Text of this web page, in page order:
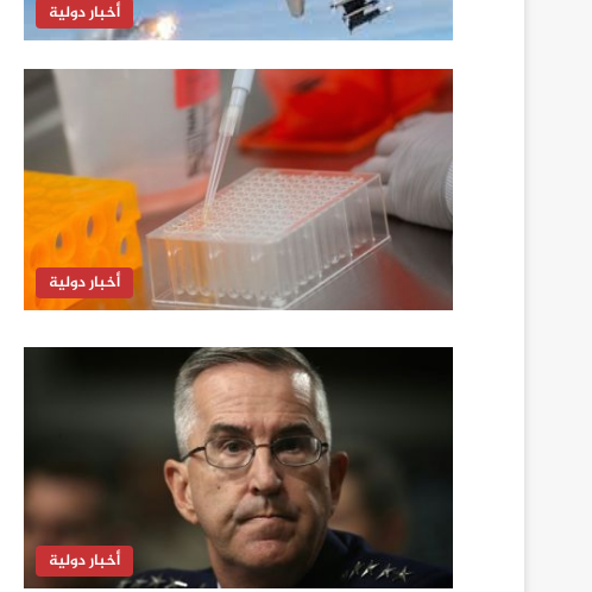
أخبار دولية
أخبار دولية
أخبار دولية